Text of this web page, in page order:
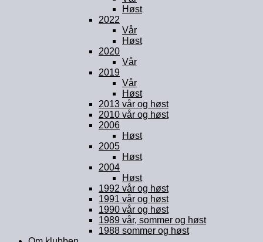
Høst
2022
Vår
Høst
2020
Vår
2019
Vår
Høst
2013 vår og høst
2010 vår og høst
2006
Høst
2005
Høst
2004
Høst
1992 vår og høst
1991 vår og høst
1990 vår og høst
1989 vår, sommer og høst
1988 sommer og høst